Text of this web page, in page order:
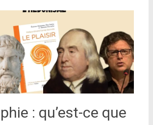
: qu’est-ce que